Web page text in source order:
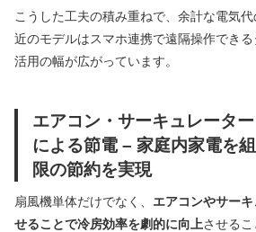
こうした工夫の積み重ねで、余計な電気
近のモデルはスマホ連携で遠隔操作できる
活用の幅が広がっています。
エアコン・サーキュレータ
による節電 – 家庭内家電を
限の節約を実現
扇風機単体だけでなく、 エアコンやサー
せることで冷房効率を劇的に向上させる